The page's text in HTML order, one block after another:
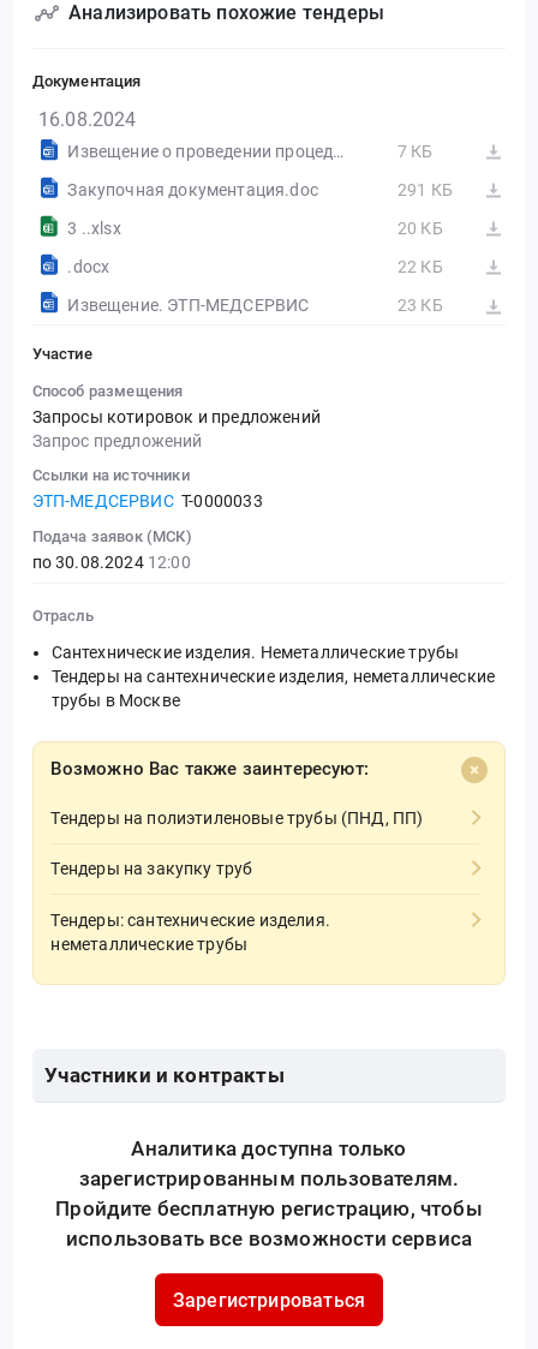
Анализировать похожие тендеры
Документация
16.08.2024
Извещение о проведении процедуры.docx
7 КБ
Закупочная документация.doc
291 КБ
3 ..xlsx
20 КБ
.docx
22 КБ
Извещение. ЭТП-МЕДСЕРВИС
23 КБ
Участие
Способ размещения
Запросы котировок и предложений
Запрос предложений
Ссылки на источники
ЭТП-МЕДСЕРВИС T-0000033
Подача заявок (МСК)
по 30.08.2024 12:00
Отрасль
Сантехнические изделия. Неметаллические трубы
Тендеры на сантехнические изделия, неметаллические
трубы в Москве
Возможно Вас также заинтересуют:
Тендеры на полиэтиленовые трубы (ПНД, ПП)
Тендеры на закупку труб
Тендеры: сантехнические изделия.
неметаллические трубы
Участники и контракты
Аналитика доступна только
зарегистрированным пользователям.
Пройдите бесплатную регистрацию, чтобы
использовать все возможности сервиса
Зарегистрироваться